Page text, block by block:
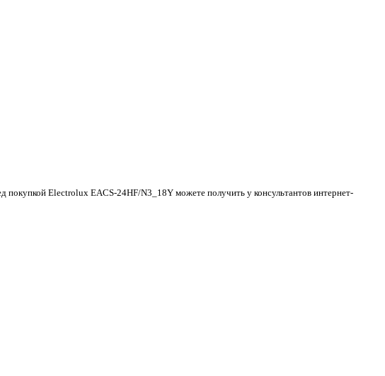
Electrolux EACS-24HF/N3_18Y можете получить у консультантов интернет-